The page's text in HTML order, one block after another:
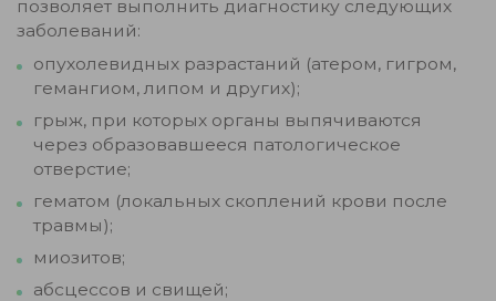
позволяет выполнить диагностику следующих
заболеваний:
опухолевидных разрастаний (атером, гигром,
гемангиом, липом и других);
грыж, при которых органы выпячиваются
через образовавшееся патологическое
отверстие;
гематом (локальных скоплений крови после
травмы);
миозитов;
абсцессов и свищей;